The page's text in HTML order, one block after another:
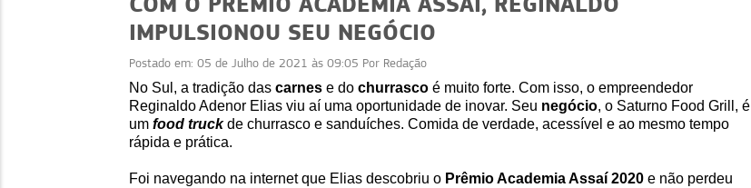
IMPULSIONOU SEU NEGÓCIO
Postado em: 05 de Julho de 2021 às 09:05 Por Redação
No Sul, a tradição das carnes e do churrasco é muito forte. Com isso, o empreendedor
Reginaldo Adenor Elias viu aí uma oportunidade de inovar. Seu negócio, o Saturno Food Grill, é
um food truck de churrasco e sanduíches. Comida de verdade, acessível e ao mesmo tempo
rápida e prática.
Foi navegando na internet que Elias descobriu o Prêmio Academia Assaí 2020 e não perdeu
EVENTOS
Credibilidade e confiança: 9
estratégias que funcionam
Café como diferencial
competitivo no seu negócio